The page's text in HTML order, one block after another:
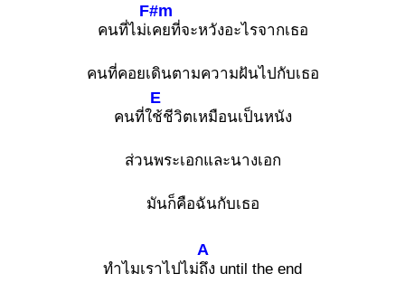
คนที่ไม่เ
F#m
คยที่จะหวังอะไรจากเธอ
คนที่คอยเดินตามความฝันไปกับเธอ
คนที่ใ
E
ช้ชีวิตเหมือนเป็นหนัง
ส่วนพระเอกและนางเอก
มันก็คือฉันกับเธอ
ทำไมเราไปไม่
A
ถึง until the end